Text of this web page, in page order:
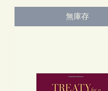
無庫存